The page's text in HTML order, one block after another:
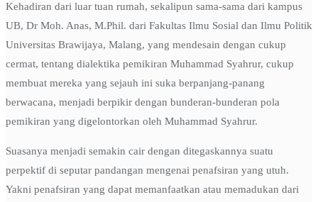
Kehadiran dari luar tuan rumah, sekalipun sama-sama dari kampus
UB, Dr Moh. Anas, M.Phil. dari Fakultas Ilmu Sosial dan Ilmu Politik
Universitas Brawijaya, Malang, yang mendesain dengan cukup
cermat, tentang dialektika pemikiran Muhammad Syahrur, cukup
membuat mereka yang sejauh ini suka berpanjang-panang
berwacana, menjadi berpikir dengan bunderan-bunderan pola
pemikiran yang digelontorkan oleh Muhammad Syahrur.
Suasanya menjadi semakin cair dengan ditegaskannya suatu
perpektif di seputar pandangan mengenai penafsiran yang utuh.
Yakni penafsiran yang dapat memanfaatkan atau memadukan dari